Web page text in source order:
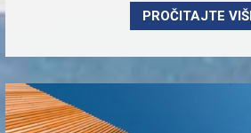
PROČITAJTE